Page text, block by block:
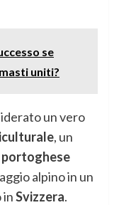
se
uniti?
un vero
, un
portoghese
alpino in un
inSvizzera.